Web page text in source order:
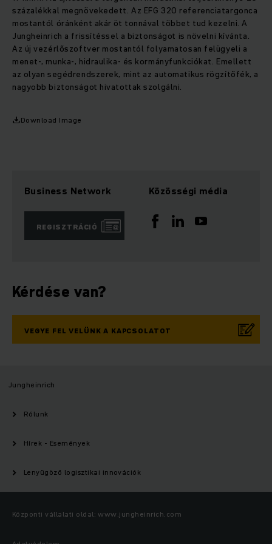
százalékkal megnövekedett. Az EFG 320 referenciatargonca
mostantól óránként akár öt tonnával többet tud kezelni. A
Jungheinrich a frissítéssel a biztonságot is növelni kívánta.
Az új vezérlőszoftver mostantól folyamatosan felügyeli a
menet-, munka-, hidraulika- és kormányfunkciókat. Emellett
az olyan segédrendszerek, mint az automatikus rögzítőfék, a
nagyobb biztonságot hivatottak szolgálni.
Download Image
Business Network
REGISZTRÁCIÓ
Közösségi média
Kérdése van?
VEGYE FEL VELÜNK A KAPCSOLATOT
Jungheinrich
Rólunk
Hírek - Események
Lenyűgöző logisztikai innovációk
Központi vállalati oldal: www.jungheinrich.com